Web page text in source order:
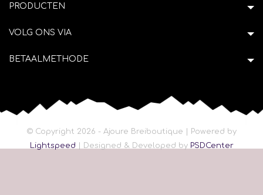
PRODUCTEN
VOLG ONS VIA
BETAALMETHODE
© Copyright 2026 - Ajoure Breiboutique | Powered by
Lightspeed | Designed & Developed by PSDCenter